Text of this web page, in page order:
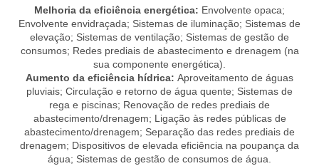
Melhoria da eficiência energética: Envolvente opaca;
Envolvente envidraçada; Sistemas de iluminação; Sistemas de
elevação; Sistemas de ventilação; Sistemas de gestão de
consumos; Redes prediais de abastecimento e drenagem (na
sua componente energética).
Aumento da eficiência hídrica: Aproveitamento de águas
pluviais; Circulação e retorno de água quente; Sistemas de
rega e piscinas; Renovação de redes prediais de
abastecimento/drenagem; Ligação às redes públicas de
abastecimento/drenagem; Separação das redes prediais de
drenagem; Dispositivos de elevada eficiência na poupança da
água; Sistemas de gestão de consumos de água.